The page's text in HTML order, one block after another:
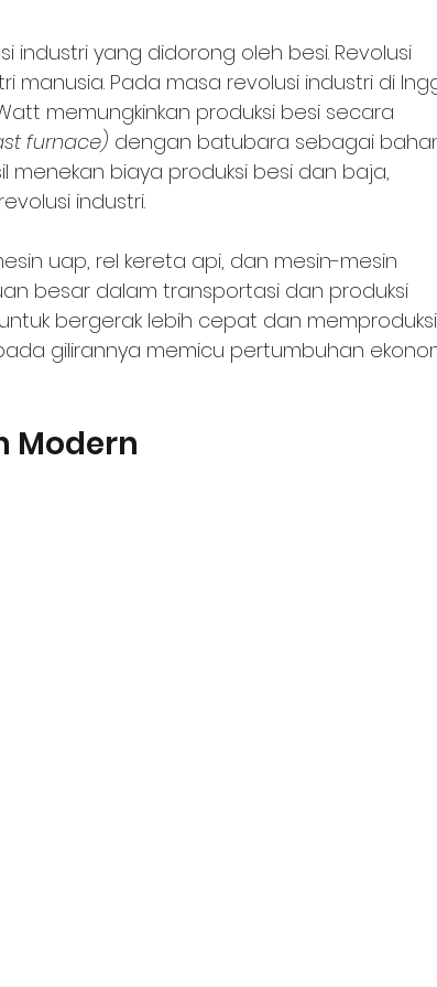
industri yang didorong oleh besi. Revolusi
manusia. Pada masa revolusi industri di
memungkinkan produksi besi secara
furnace) dengan batubara sebagai
menekan biaya produksi besi dan baja,
industri.
uap, rel kereta api, dan mesin-mesin
besar dalam transportasi dan produksi
bergerak lebih cepat dan memproduksi
gilirannya memicu pertumbuhan
Modern